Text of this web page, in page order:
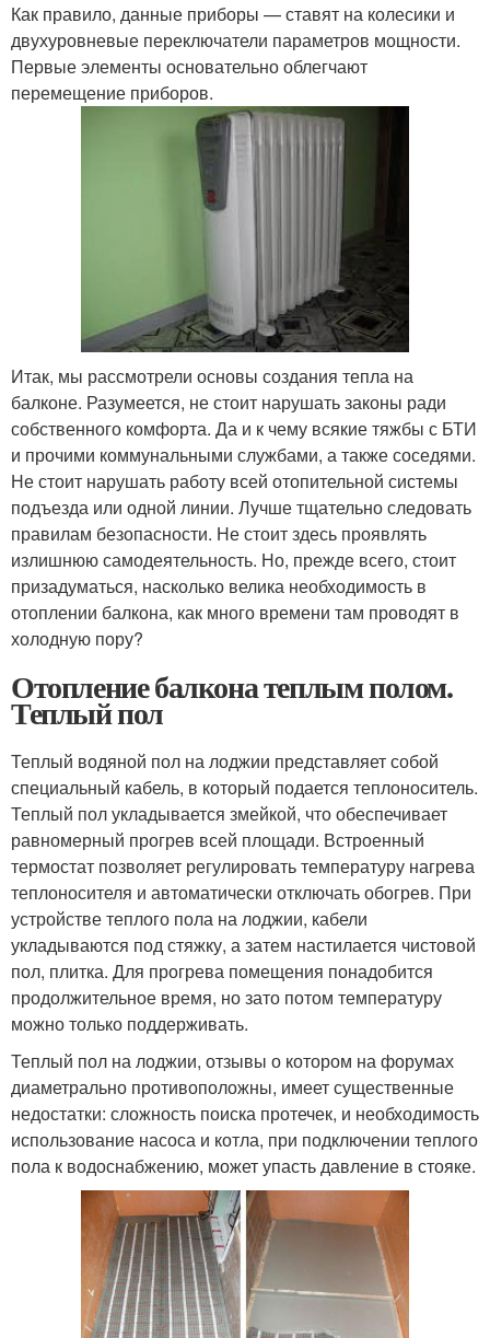
Как правило, данные приборы — ставят на колесики и
двухуровневые переключатели параметров мощности.
Первые элементы основательно облегчают
перемещение приборов.
Итак, мы рассмотрели основы создания тепла на
балконе. Разумеется, не стоит нарушать законы ради
собственного комфорта. Да и к чему всякие тяжбы с БТИ
и прочими коммунальными службами, а также соседями.
Не стоит нарушать работу всей отопительной системы
подъезда или одной линии. Лучше тщательно следовать
правилам безопасности. Не стоит здесь проявлять
излишнюю самодеятельность. Но, прежде всего, стоит
призадуматься, насколько велика необходимость в
отоплении балкона, как много времени там проводят в
холодную пору?
Отопление балкона теплым полом.
Теплый пол
Теплый водяной пол на лоджии представляет собой
специальный кабель, в который подается теплоноситель.
Теплый пол укладывается змейкой, что обеспечивает
равномерный прогрев всей площади. Встроенный
термостат позволяет регулировать температуру нагрева
теплоносителя и автоматически отключать обогрев. При
устройстве теплого пола на лоджии, кабели
укладываются под стяжку, а затем настилается чистовой
пол, плитка. Для прогрева помещения понадобится
продолжительное время, но зато потом температуру
можно только поддерживать.
Теплый пол на лоджии, отзывы о котором на форумах
диаметрально противоположны, имеет существенные
недостатки: сложность поиска протечек, и необходимость
использование насоса и котла, при подключении теплого
пола к водоснабжению, может упасть давление в стояке.